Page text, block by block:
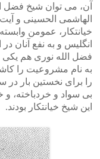
آن، می توان شیخ فضل
الهاشمی الحسینی و آیت
خیانتکار، عمومن
انگلیس و به نفع آنان
فضل الله نوری هم یکی
به نام مشروعیت را
را برای نخستین بار در
بی سواد و خردباخته، و
این شیخ خیانتکار بودند.